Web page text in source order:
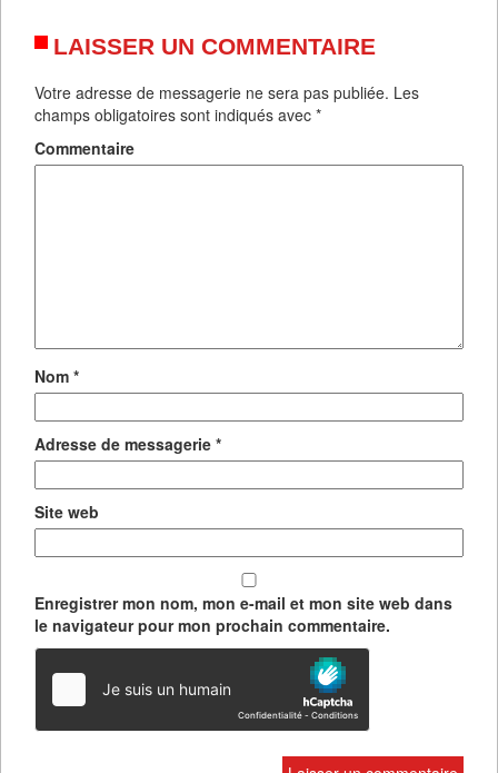
LAISSER UN COMMENTAIRE
Votre adresse de messagerie ne sera pas publiée. Les
champs obligatoires sont indiqués avec *
Commentaire
Nom *
Adresse de messagerie *
Site web
Enregistrer mon nom, mon e-mail et mon site web dans
le navigateur pour mon prochain commentaire.